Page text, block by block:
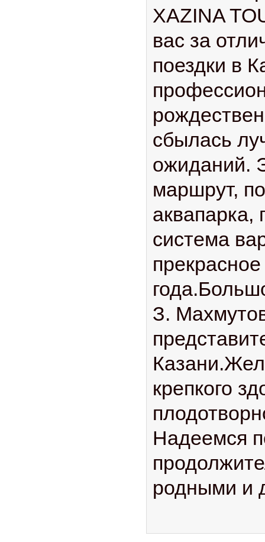
XAZINA
вас за
поездки в
сбылась
ожиданий.
маршрут,
аквапарка,
система
З.
крепкого
Надеемся
родными и